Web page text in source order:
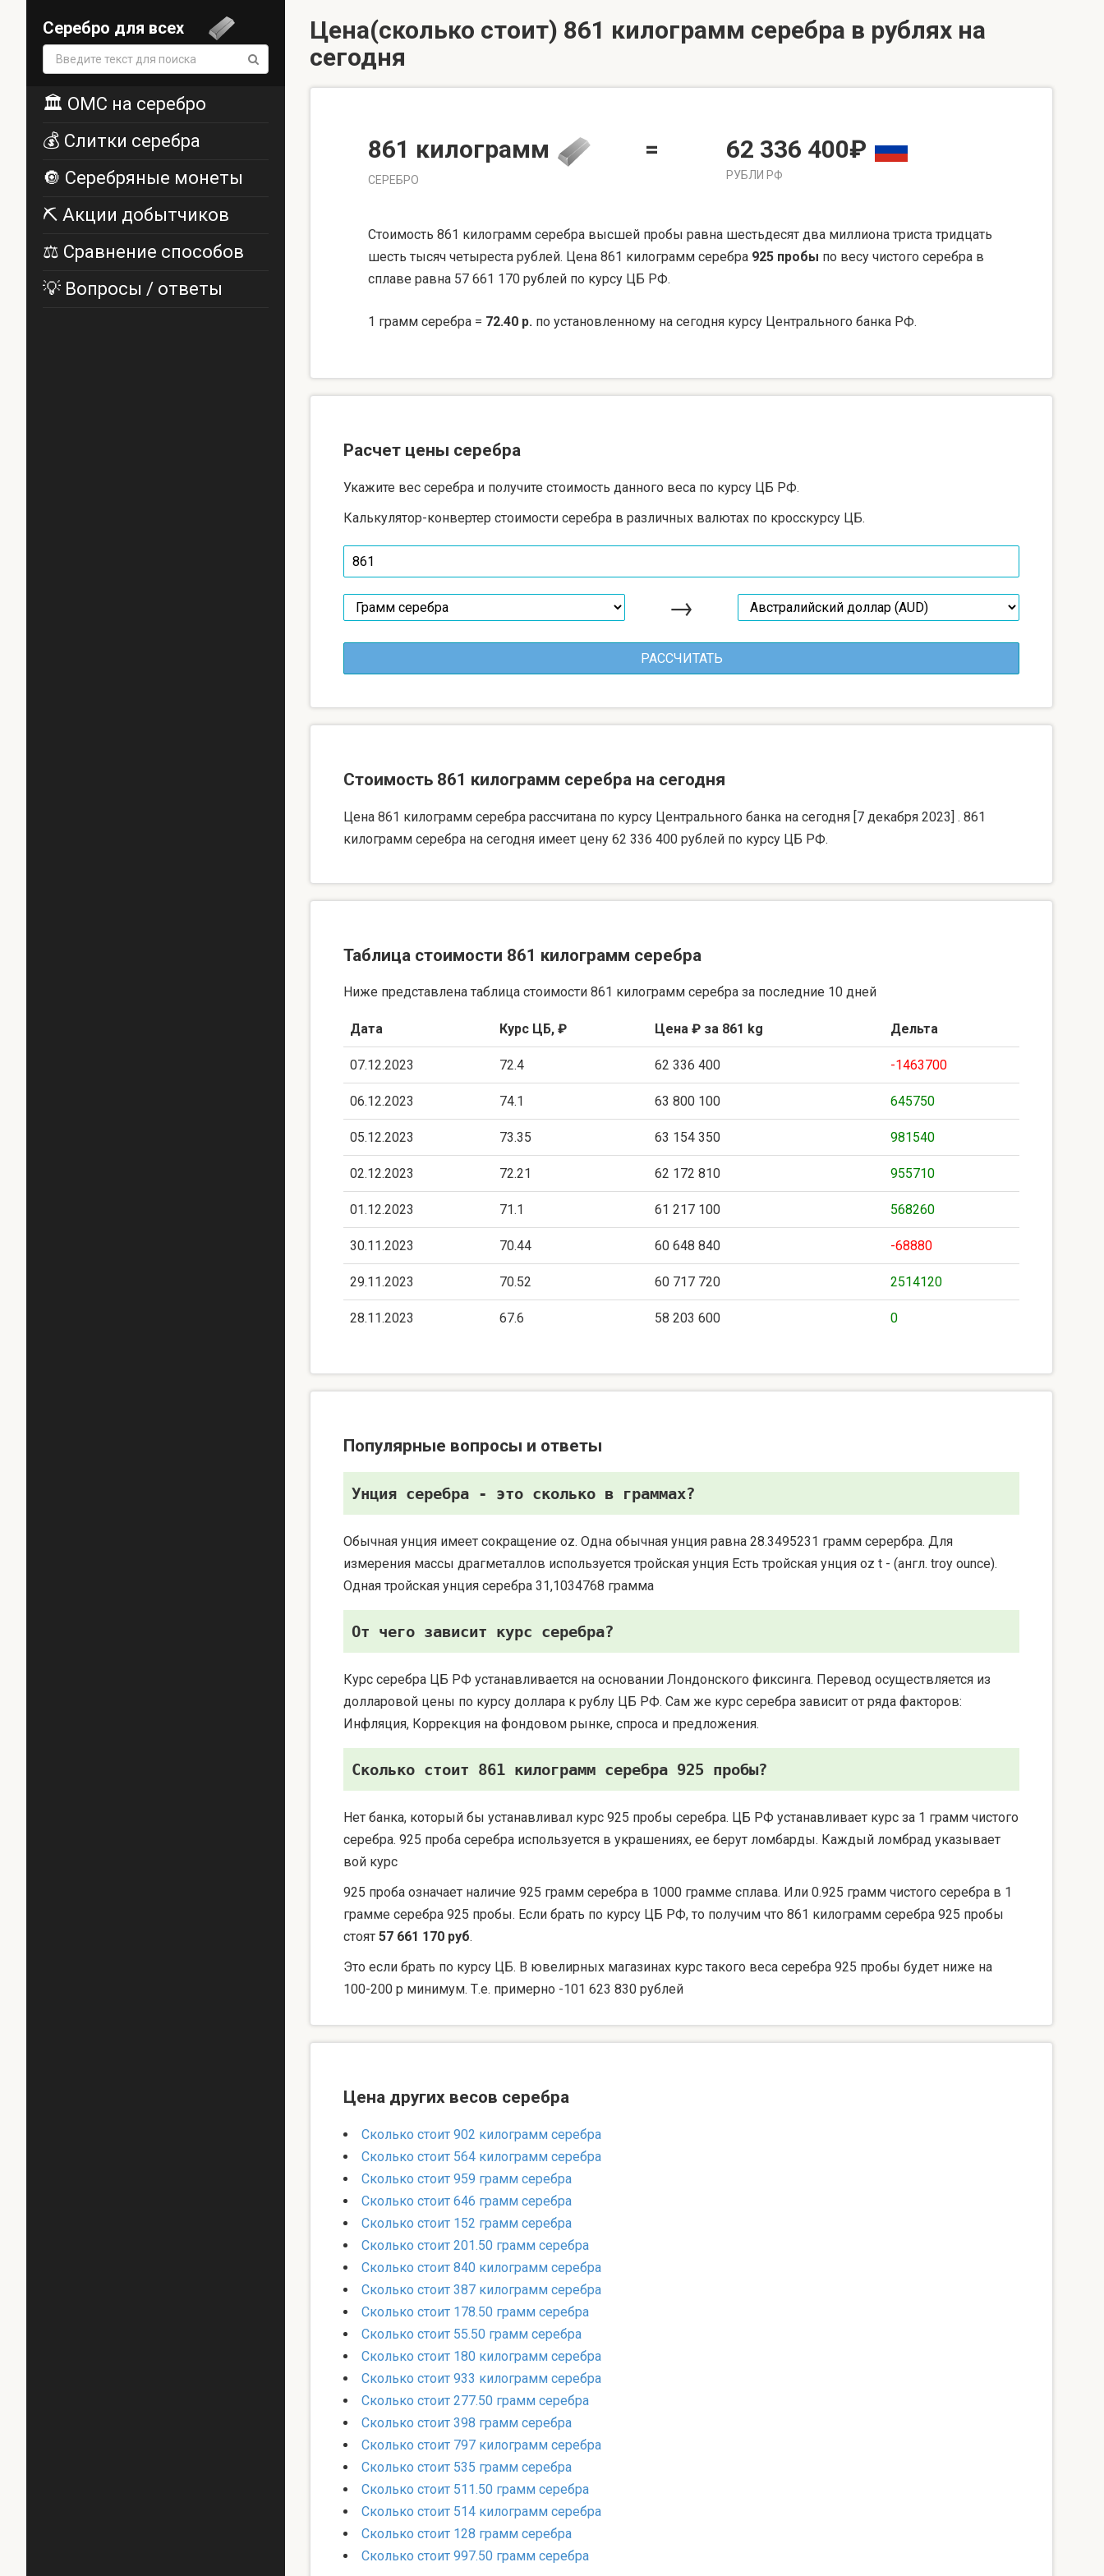
Серебро для всех
Поиск:
🏛️ ОМС на серебро
💰 Слитки серебра
🔘 Серебряные монеты
⛏️ Акции добытчиков
⚖️ Сравнение способов
💡 Вопросы / ответы
Цена(сколько стоит) 861 килограмм серебра в рублях на
сегодня
861 килограмм
СЕРЕБРО
= 62 336 400₽
РУБЛИ РФ
Стоимость 861 килограмм серебра высшей пробы равна шестьдесят два миллиона триста тридцать
шесть тысяч четыреста рублей. Цена 861 килограмм серебра 925 пробы по весу чистого серебра в
сплаве равна 57 661 170 рублей по курсу ЦБ РФ.
1 грамм серебра = 72.40 р. по установленному на сегодня курсу Центрального банка РФ.
Расчет цены серебра
Укажите вес серебра и получите стоимость данного веса по курсу ЦБ РФ.
Калькулятор-конвертер стоимости серебра в различных валютах по кросскурсу ЦБ.
→
Стоимость 861 килограмм серебра на сегодня
Цена 861 килограмм серебра рассчитана по курсу Центрального банка на сегодня [7 декабря 2023] . 861
килограмм серебра на сегодня имеет цену 62 336 400 рублей по курсу ЦБ РФ.
Таблица стоимости 861 килограмм серебра
Ниже представлена таблица стоимости 861 килограмм серебра за последние 10 дней
Дата Курс ЦБ, ₽ Цена ₽ за 861 kg Дельта
07.12.2023 72.4 62 336 400 -1463700
06.12.2023 74.1 63 800 100 645750
05.12.2023 73.35 63 154 350 981540
02.12.2023 72.21 62 172 810 955710
01.12.2023 71.1 61 217 100 568260
30.11.2023 70.44 60 648 840 -68880
29.11.2023 70.52 60 717 720 2514120
28.11.2023 67.6 58 203 600 0
Популярные вопросы и ответы
Унция серебра - это сколько в граммах?
Обычная унция имеет сокращение oz. Одна обычная унция равна 28.3495231 грамм серербра. Для
измерения массы драгметаллов используется тройская унция Есть тройская унция oz t - (англ. troy ounce).
Одная тройская унция серебра 31,1034768 грамма
От чего зависит курс серебра?
Курс серебра ЦБ РФ устанавливается на основании Лондонского фиксинга. Перевод осуществляется из
долларовой цены по курсу доллара к рублу ЦБ РФ. Сам же курс серебра зависит от ряда факторов:
Инфляция, Коррекция на фондовом рынке, спроса и предложения.
Сколько стоит 861 килограмм серебра 925 пробы?
Нет банка, который бы устанавливал курс 925 пробы серебра. ЦБ РФ устанавливает курс за 1 грамм чистого
серебра. 925 проба серебра используется в украшениях, ее берут ломбарды. Каждый ломбрад указывает
вой курс
925 проба означает наличие 925 грамм серебра в 1000 грамме сплава. Или 0.925 грамм чистого серебра в 1
грамме серебра 925 пробы. Если брать по курсу ЦБ РФ, то получим что 861 килограмм серебра 925 пробы
стоят 57 661 170 руб.
Это если брать по курсу ЦБ. В ювелирных магазинах курс такого веса серебра 925 пробы будет ниже на
100-200 р минимум. Т.е. примерно -101 623 830 рублей
Цена других весов серебра
Сколько стоит 902 килограмм серебра
Сколько стоит 564 килограмм серебра
Сколько стоит 959 грамм серебра
Сколько стоит 646 грамм серебра
Сколько стоит 152 грамм серебра
Сколько стоит 201.50 грамм серебра
Сколько стоит 840 килограмм серебра
Сколько стоит 387 килограмм серебра
Сколько стоит 178.50 грамм серебра
Сколько стоит 55.50 грамм серебра
Сколько стоит 180 килограмм серебра
Сколько стоит 933 килограмм серебра
Сколько стоит 277.50 грамм серебра
Сколько стоит 398 грамм серебра
Сколько стоит 797 килограмм серебра
Сколько стоит 535 грамм серебра
Сколько стоит 511.50 грамм серебра
Сколько стоит 514 килограмм серебра
Сколько стоит 128 грамм серебра
Сколько стоит 997.50 грамм серебра